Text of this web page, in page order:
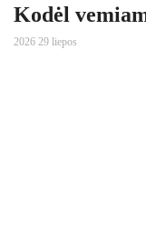
Kodėl
2026 29 liepos